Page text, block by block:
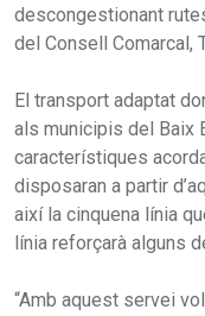
descongestionant
del Consell Comarcal,
El transport adaptat
als municipis del Baix
característiques
disposaran a partir
així la cinquena línia
línia reforçarà alguns
“Amb aquest servei